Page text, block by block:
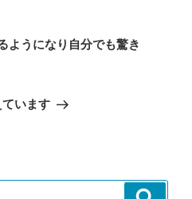
ようになり自分でも驚き
います